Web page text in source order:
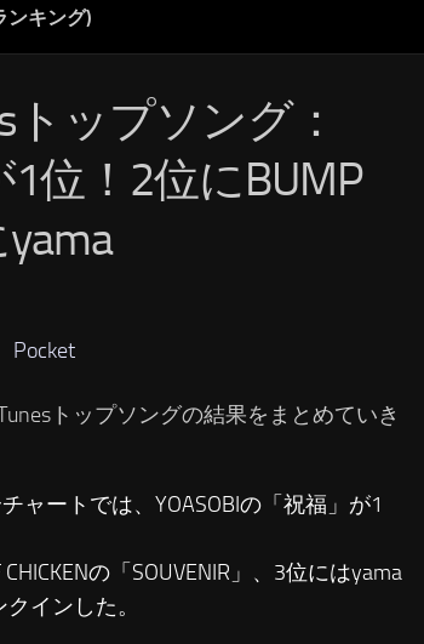
ンキング)
ップソング：
1位！2位にBUMP
yama
Pocket
トップソングの結果をまとめていき
ャートでは、YOASOBIの「祝福」が1
の「SOUVENIR」、3位にはyama
インした。